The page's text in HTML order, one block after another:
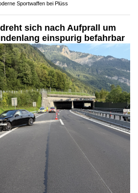
Sportwaffen bei Plüss
sich nach Aufprall um
einspurig befahrbar